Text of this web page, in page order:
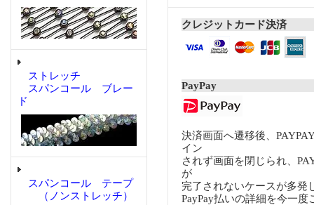
ストレッチ
スパンコール ブレー
ド
スパンコール テープ
（ノンストレッチ）
クレジットカード決済
PayPay
決済画面へ遷移後、
イン
されず画面を閉じられ、
が
完了されないケースが多発
PayPay払いの詳細を今一度